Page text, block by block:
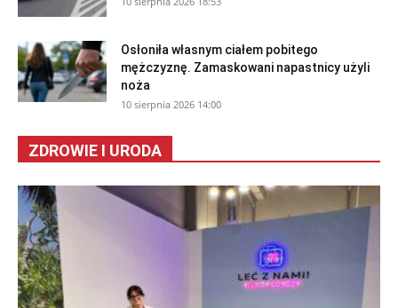
Osłoniła własnym ciałem pobitego
mężczyznę. Zamaskowani napastnicy użyli
noża
10 sierpnia 2026 14:00
ZDROWIE I URODA